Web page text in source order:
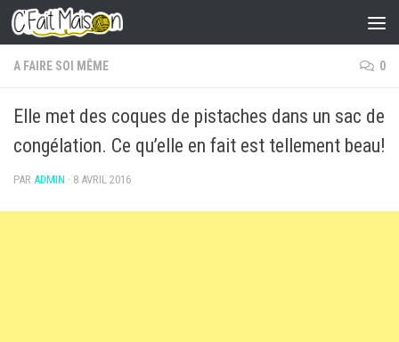
Skip to content
A FAIRE SOI MÊME 0
Elle met des coques de pistaches dans un sac de
congélation. Ce qu’elle en fait est tellement beau!
PAR ADMIN · 8 AVRIL 2016